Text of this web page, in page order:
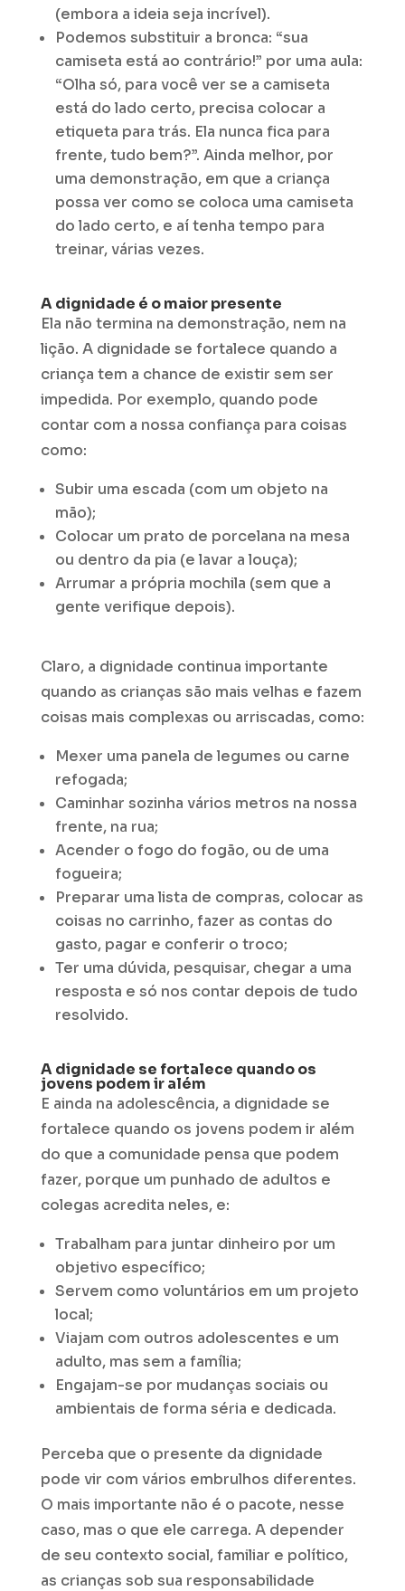
(embora a ideia seja incrível).
Podemos substituir a bronca: “sua
camiseta está ao contrário!” por uma aula:
“Olha só, para você ver se a camiseta
está do lado certo, precisa colocar a
etiqueta para trás. Ela nunca fica para
frente, tudo bem?”. Ainda melhor, por
uma demonstração, em que a criança
possa ver como se coloca uma camiseta
do lado certo, e aí tenha tempo para
treinar, várias vezes.
A dignidade é o maior presente
Ela não termina na demonstração, nem na
lição. A dignidade se fortalece quando a
criança tem a chance de existir sem ser
impedida. Por exemplo, quando pode
contar com a nossa confiança para coisas
como:
Subir uma escada (com um objeto na
mão);
Colocar um prato de porcelana na mesa
ou dentro da pia (e lavar a louça);
Arrumar a própria mochila (sem que a
gente verifique depois).
Claro, a dignidade continua importante
quando as crianças são mais velhas e fazem
coisas mais complexas ou arriscadas, como:
Mexer uma panela de legumes ou carne
refogada;
Caminhar sozinha vários metros na nossa
frente, na rua;
Acender o fogo do fogão, ou de uma
fogueira;
Preparar uma lista de compras, colocar as
coisas no carrinho, fazer as contas do
gasto, pagar e conferir o troco;
Ter uma dúvida, pesquisar, chegar a uma
resposta e só nos contar depois de tudo
resolvido.
A dignidade se fortalece quando os
jovens podem ir além
E ainda na adolescência, a dignidade se
fortalece quando os jovens podem ir além
do que a comunidade pensa que podem
fazer, porque um punhado de adultos e
colegas acredita neles, e:
Trabalham para juntar dinheiro por um
objetivo específico;
Servem como voluntários em um projeto
local;
Viajam com outros adolescentes e um
adulto, mas sem a família;
Engajam-se por mudanças sociais ou
ambientais de forma séria e dedicada.
Perceba que o presente da dignidade
pode vir com vários embrulhos diferentes.
O mais importante não é o pacote, nesse
caso, mas o que ele carrega. A depender
de seu contexto social, familiar e político,
as crianças sob sua responsabilidade